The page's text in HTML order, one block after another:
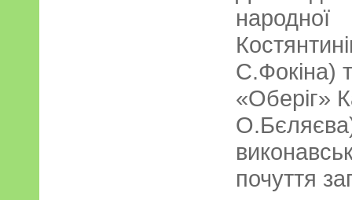
С.Фокіна)
«Оберіг»
почуття